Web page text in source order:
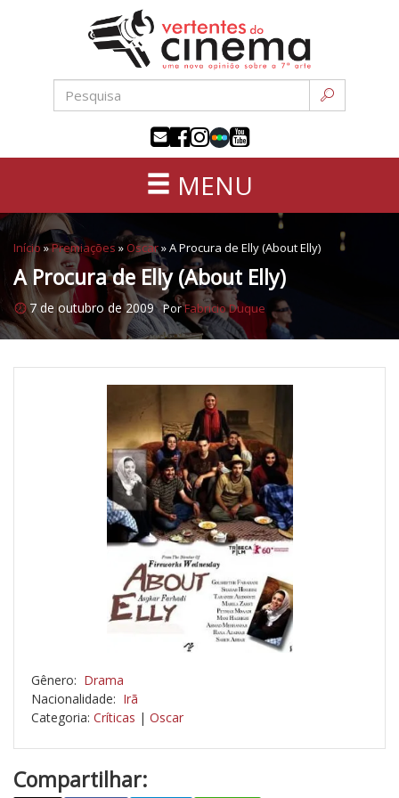
conteúdo
sétima
MENU
Início »Premiações » Oscar»A Procura de Elly (About Elly)
A Procura de Elly (About Elly)
7 de outubro de 2009 PorFabricio Duque
Gênero: Drama
Nacionalidade: Irã
Categoria: Críticas | Oscar
Compartilhar: